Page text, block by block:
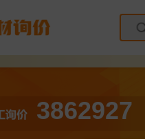
3862927